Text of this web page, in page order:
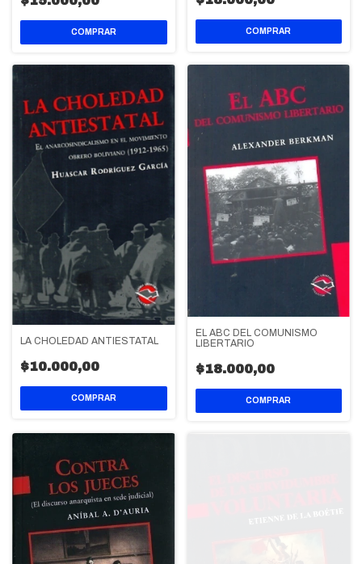
LA CHOLEDAD ANTIESTATAL
$10.000,00
EL ABC DEL COMUNISMO
LIBERTARIO
$18.000,00